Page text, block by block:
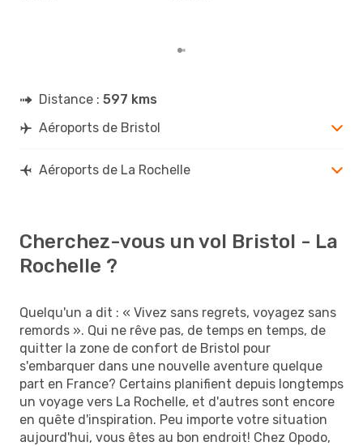
Distance : 597 kms
Aéroports de Bristol
Aéroports de La Rochelle
Cherchez-vous un vol Bristol - La
Rochelle ?
Quelqu'un a dit : « Vivez sans regrets, voyagez sans
remords ». Qui ne rêve pas, de temps en temps, de
quitter la zone de confort de Bristol pour
s'embarquer dans une nouvelle aventure quelque
part en France? Certains planifient depuis longtemps
un voyage vers La Rochelle, et d'autres sont encore
en quête d'inspiration. Peu importe votre situation
aujourd'hui, vous êtes au bon endroit! Chez Opodo,